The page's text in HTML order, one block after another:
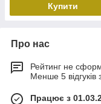
Купити
Про нас
Рейтинг не
Менше 5 відгуків
Працює з